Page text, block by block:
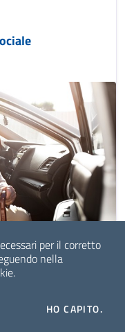
per il corretto
nella
HO CAPITO.